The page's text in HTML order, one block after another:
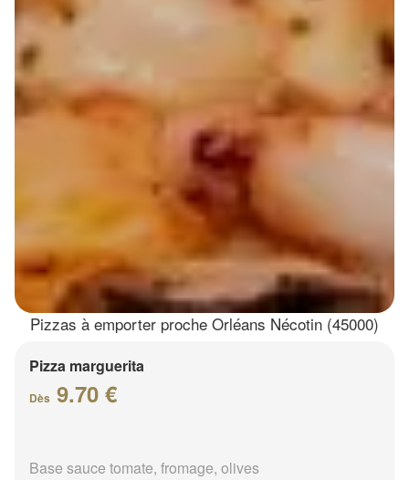
Pizzas à emporter proche Orléans Nécotin (45000)
Pizza marguerita
Dès 9.70 €
Base sauce tomate, fromage, olives